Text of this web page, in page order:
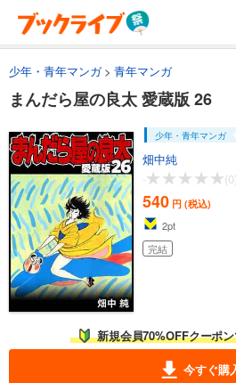
少年・青年マンガ 青年マンガ
まんだら屋の良太 愛蔵版 26
少年・青年マンガ
畑中純
-
(0)
540 円 (税込)
2pt
完結
新規会員70%OFFクーポ
今すぐ購
まんだら屋の良太 愛蔵版 14
540円 (税込)
あらすじを表示する
まんだら屋の良太 愛蔵版 15
540円 (税込)
完結
あらすじを表示する
まんだら屋の良太 愛蔵版